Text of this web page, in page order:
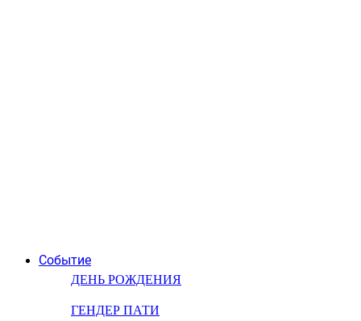
Событие
ДЕНЬ РОЖДЕНИЯ
ГЕНДЕР ПАТИ